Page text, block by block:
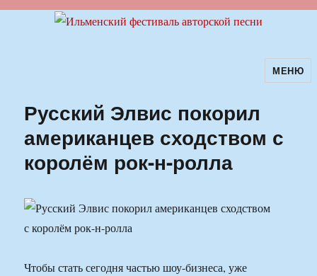
Ильменский фестиваль авторскойМЕНЮ
Русский Элвис покорил
американцев сходством с
королём рок-н-ролла
Чтобы стать сегодня частью шоу-бизнеса, уже